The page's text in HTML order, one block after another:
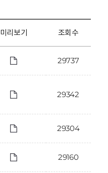
미리보기 조회수
29737
29342
29304
29160